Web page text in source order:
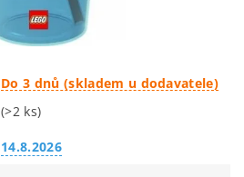
Do 3 dnů (skladem u dodavatele)
(>2 ks)
14.8.2026